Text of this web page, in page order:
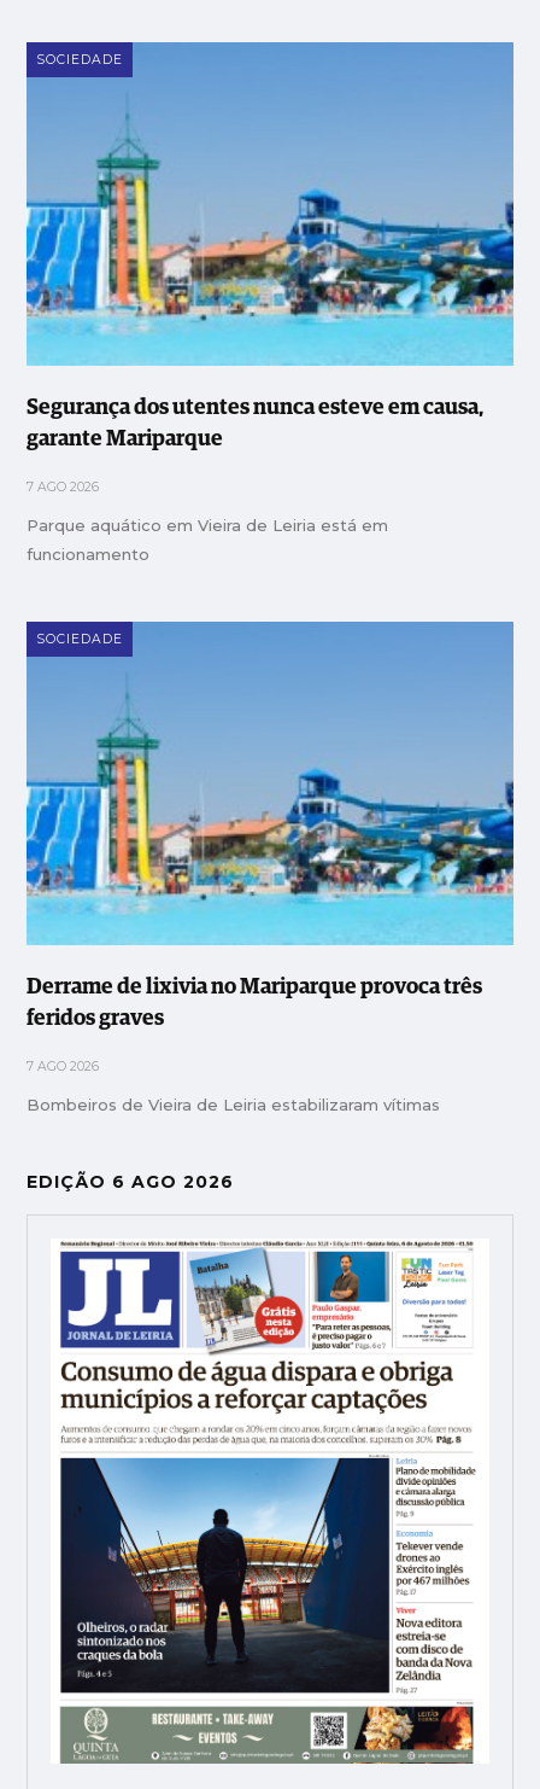
SOCIEDADE
Segurança dos utentes nunca esteve em causa,
garante Mariparque
7 AGO 2026
Parque aquático em Vieira de Leiria está em
funcionamento
SOCIEDADE
Derrame de lixivia no Mariparque provoca três
feridos graves
7 AGO 2026
Bombeiros de Vieira de Leiria estabilizaram vítimas
EDIÇÃO 6 AGO 2026